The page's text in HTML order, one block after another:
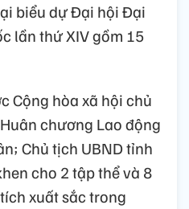
biểu dự Đại hội Đại
lần thứ XIV gồm 15
Cộng hòa xã hội chủ
chương Lao động
Chủ tịch UBND tỉnh
cho 2 tập thể và 8
xuất sắc trong